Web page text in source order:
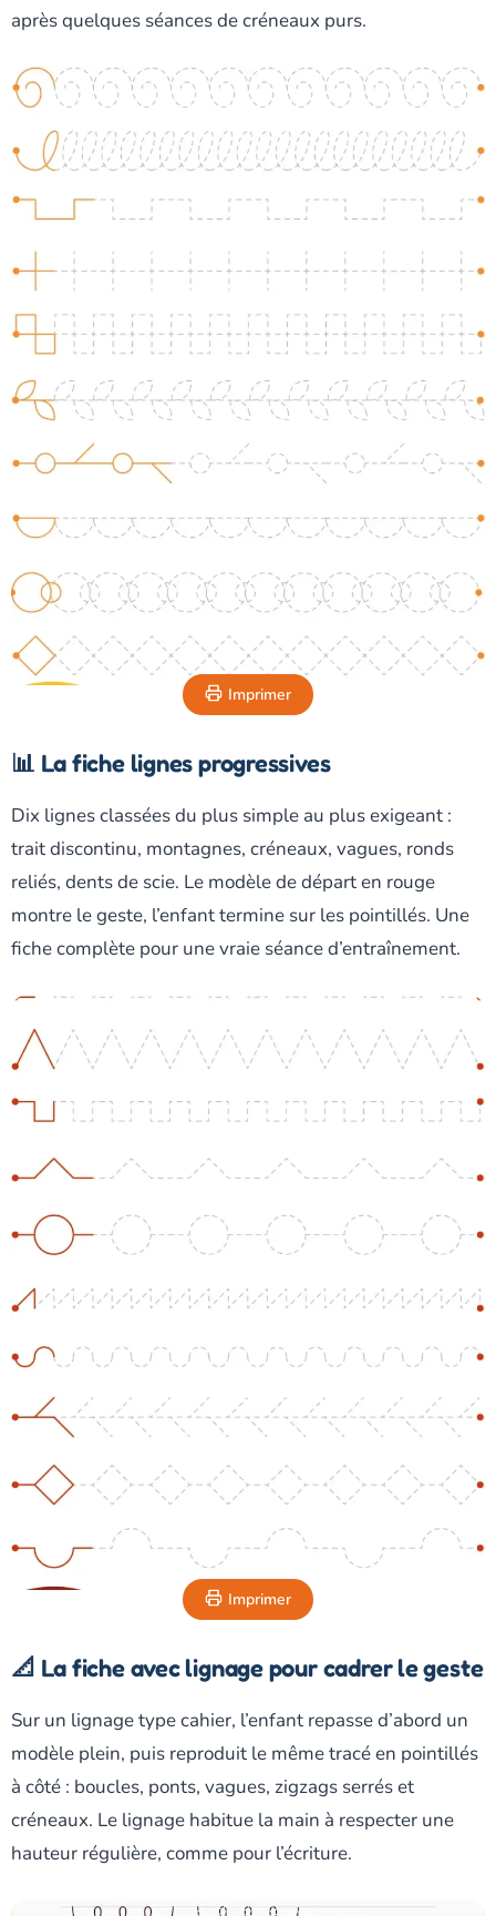
après quelques séances de créneaux purs.
Imprimer
📊 La fiche lignes progressives
Dix lignes classées du plus simple au plus exigeant :
trait discontinu, montagnes, créneaux, vagues, ronds
reliés, dents de scie. Le modèle de départ en rouge
montre le geste, l’enfant termine sur les pointillés. Une
fiche complète pour une vraie séance d’entraînement.
Imprimer
📐 La fiche avec lignage pour cadrer le geste
Sur un lignage type cahier, l’enfant repasse d’abord un
modèle plein, puis reproduit le même tracé en pointillés
à côté : boucles, ponts, vagues, zigzags serrés et
créneaux. Le lignage habitue la main à respecter une
hauteur régulière, comme pour l’écriture.